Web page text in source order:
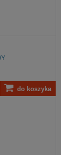
do koszyka